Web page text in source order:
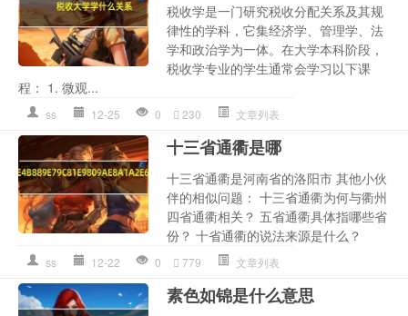
税收学是一门研究税收分配关系及其规
律性的学科，它集经济学、管理学、法
学和政治学为一体。在大学本科阶段，
税收学专业的学生通常会学习以下课
程： 1. 微观...
ss 12-25 0 230 文章列表
十三省通衢是哪
十三省通衢是河南省的洛阳市 其他小伙
伴的相似问题： 十三省通衢为何与衢州
四省通衢相关？ 五省通衢具体指哪些省
份？ 十省通衢的说法来源是什么？
ss 12-22 0 779 文章列表
素色如锦是什么意思